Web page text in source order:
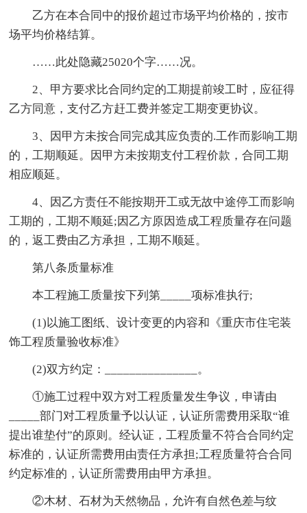
乙方在本合同中的报价超过市场平均价格的，按市
场平均价格结算。
……此处隐藏25020个字……况。
2、甲方要求比合同约定的工期提前竣工时，应征得
乙方同意，支付乙方赶工费并签定工期变更协议。
3、因甲方未按合同完成其应负责的.工作而影响工期
的，工期顺延。因甲方未按期支付工程价款，合同工期
相应顺延。
4、因乙方责任不能按期开工或无故中途停工而影响
工期的，工期不顺延;因乙方原因造成工程质量存在问题
的，返工费由乙方承担，工期不顺延。
第八条质量标准
本工程施工质量按下列第_____项标准执行;
(1)以施工图纸、设计变更的内容和《重庆市住宅装
饰工程质量验收标准》
(2)双方约定：_______________。
①施工过程中双方对工程质量发生争议，申请由
_____部门对工程质量予以认证，认证所需费用采取“谁
提出谁垫付”的原则。经认证，工程质量不符合合同约定
标准的，认证所需费用由责任方承担;工程质量符合合同
约定标准的，认证所需费用由甲方承担。
②木材、石材为天然物品，允许有自然色差与纹